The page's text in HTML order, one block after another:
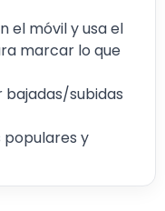
el móvil y usa el
marcar lo que
bajadas/subidas
y